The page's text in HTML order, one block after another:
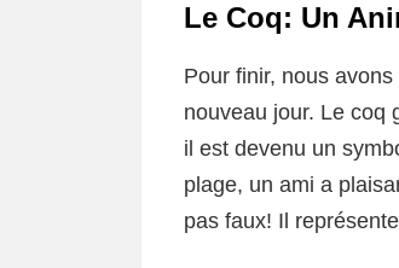
Le Coq: Un
Pour finir, nous
nouveau jour. Le coq
il est devenu un
plage, un ami a
pas faux! Il